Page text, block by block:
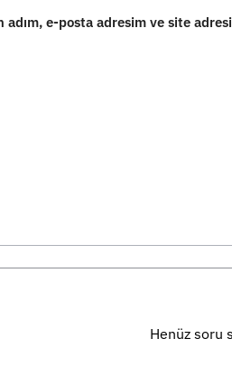
adım, e-posta adresim ve site
Henüz soru